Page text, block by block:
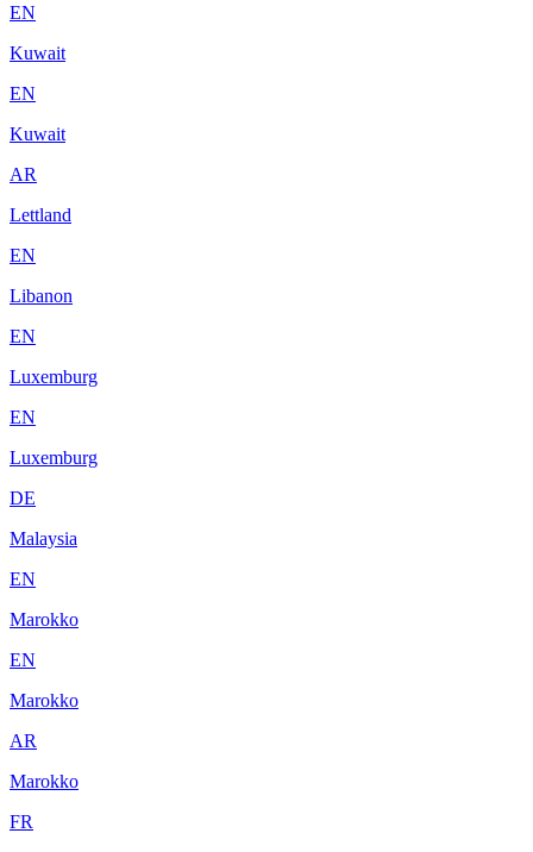
EN
Kuwait
EN
Kuwait
AR
Lettland
EN
Libanon
EN
Luxemburg
EN
Luxemburg
DE
Malaysia
EN
Marokko
EN
Marokko
AR
Marokko
FR